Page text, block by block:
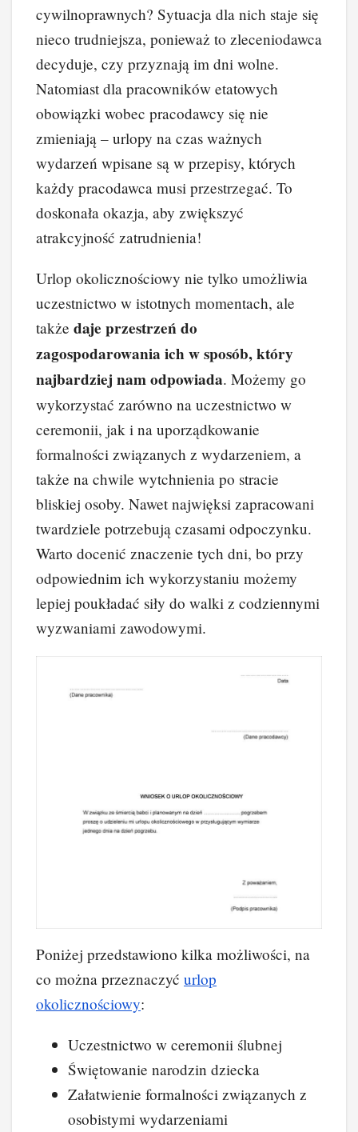
cywilnoprawnych? Sytuacja dla nich staje się
nieco trudniejsza, ponieważ to zleceniodawca
decyduje, czy przyznają im dni wolne.
Natomiast dla pracowników etatowych
obowiązki wobec pracodawcy się nie
zmieniają – urlopy na czas ważnych
wydarzeń wpisane są w przepisy, których
każdy pracodawca musi przestrzegać. To
doskonała okazja, aby zwiększyć
atrakcyjność zatrudnienia!
Urlop okolicznościowy nie tylko umożliwia
uczestnictwo w istotnych momentach, ale
także daje przestrzeń do
zagospodarowania ich w sposób, który
najbardziej nam odpowiada. Możemy go
wykorzystać zarówno na uczestnictwo w
ceremonii, jak i na uporządkowanie
formalności związanych z wydarzeniem, a
także na chwile wytchnienia po stracie
bliskiej osoby. Nawet najwięksi zapracowani
twardziele potrzebują czasami odpoczynku.
Warto docenić znaczenie tych dni, bo przy
odpowiednim ich wykorzystaniu możemy
lepiej poukładać siły do walki z codziennymi
wyzwaniami zawodowymi.
Poniżej przedstawiono kilka możliwości, na
co można przeznaczyć urlop
okolicznościowy:
Uczestnictwo w ceremonii ślubnej
Świętowanie narodzin dziecka
Załatwienie formalności związanych z
osobistymi wydarzeniami